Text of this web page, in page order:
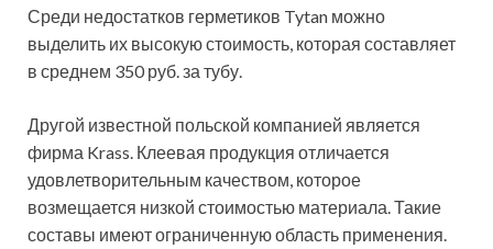
Среди недостатков герметиков Tytan можно
выделить их высокую стоимость, которая составляет
в среднем 350 руб. за тубу.
Другой известной польской компанией является
фирма Krass. Клеевая продукция отличается
удовлетворительным качеством, которое
возмещается низкой стоимостью материала. Такие
составы имеют ограниченную область применения.